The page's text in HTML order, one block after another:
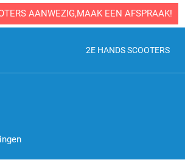
AANWEZIG,MAAK EEN AFSPRAAK!
2E HANDS SCOOTERS